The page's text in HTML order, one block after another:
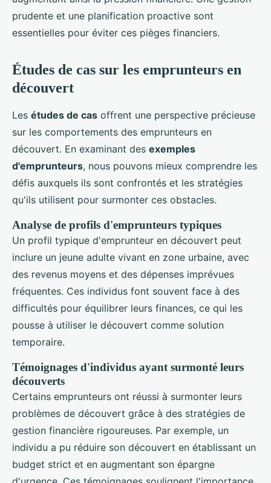
prudente et une planification proactive sont
essentielles pour éviter ces pièges financiers.
Études de cas sur les emprunteurs en
découvert
Les études de cas offrent une perspective précieuse
sur les comportements des emprunteurs en
découvert. En examinant des exemples
d'emprunteurs, nous pouvons mieux comprendre les
défis auxquels ils sont confrontés et les stratégies
qu'ils utilisent pour surmonter ces obstacles.
Analyse de profils d'emprunteurs typiques
Un profil typique d'emprunteur en découvert peut
inclure un jeune adulte vivant en zone urbaine, avec
des revenus moyens et des dépenses imprévues
fréquentes. Ces individus font souvent face à des
difficultés pour équilibrer leurs finances, ce qui les
pousse à utiliser le découvert comme solution
temporaire.
Témoignages d'individus ayant surmonté leurs
découverts
Certains emprunteurs ont réussi à surmonter leurs
problèmes de découvert grâce à des stratégies de
gestion financière rigoureuses. Par exemple, un
individu a pu réduire son découvert en établissant un
budget strict et en augmentant son épargne